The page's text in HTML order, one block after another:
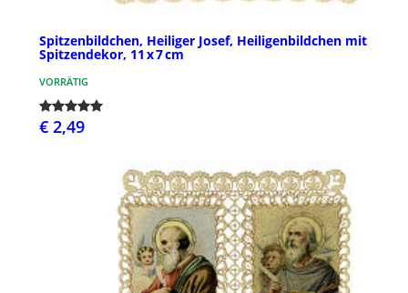
Spitzenbildchen, Heiliger Josef, Heiligenbildchen mit
Spitzendekor, 11 x 7 cm
VORRÄTIG
€ 2,49